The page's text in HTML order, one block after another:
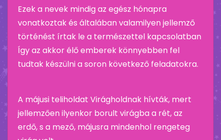
Ezek a nevek mindig az egész hónapra
vonatkoztak és általában valamilyen jellemző
történést írtak le a természettel kapcsolatban
Így az akkor élő emberek könnyebben fel
tudtak készülni a soron következő feladatokra.
A májusi teliholdat Virágholdnak hívták, mert
jellemzően ilyenkor borult virágba a rét, az
erdő, s a mező, májusra mindenhol rengeteg